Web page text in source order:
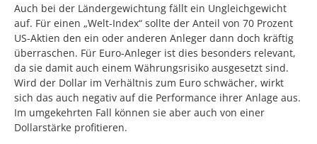
Auch bei der Ländergewichtung fällt ein Ungleichgewicht
auf. Für einen „Welt-Index“ sollte der Anteil von 70 Prozent
US-Aktien den ein oder anderen Anleger dann doch kräftig
überraschen. Für Euro-Anleger ist dies besonders relevant,
da sie damit auch einem Währungsrisiko ausgesetzt sind.
Wird der Dollar im Verhältnis zum Euro schwächer, wirkt
sich das auch negativ auf die Performance ihrer Anlage aus.
Im umgekehrten Fall können sie aber auch von einer
Dollarstärke profitieren.